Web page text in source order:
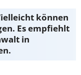
können
Es empfiehlt
in